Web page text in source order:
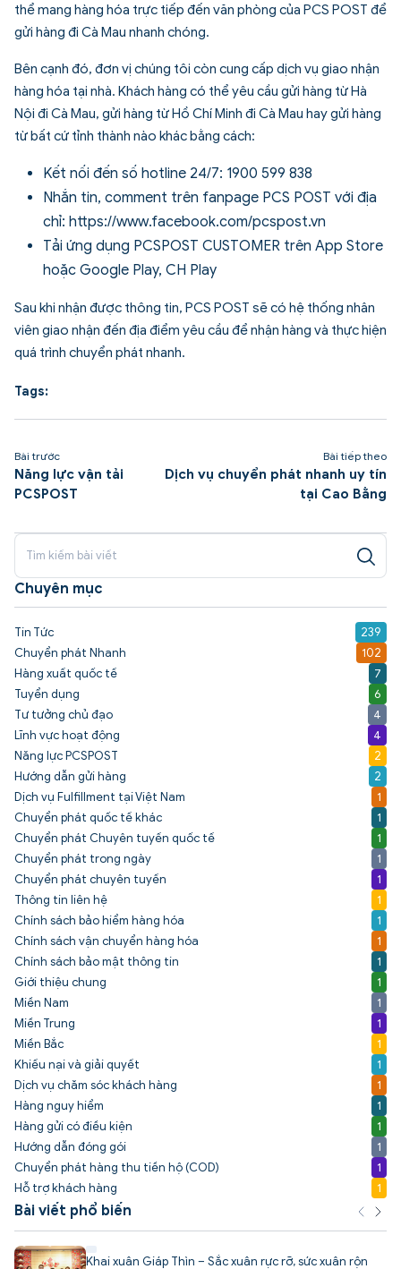
thể mang hàng hóa trực tiếp đến văn phòng của PCS POST để
gửi hàng đi Cà Mau nhanh chóng.
Bên cạnh đó, đơn vị chúng tôi còn cung cấp dịch vụ giao nhận
hàng hóa tại nhà. Khách hàng có thể yêu cầu gửi hàng từ Hà
Nội đi Cà Mau, gửi hàng từ Hồ Chí Minh đi Cà Mau hay gửi hàng
từ bất cứ tỉnh thành nào khác bằng cách:
Kết nối đến số hotline 24/7: 1900 599 838
Nhắn tin, comment trên fanpage PCS POST với địa
chỉ: https://www.facebook.com/pcspost.vn
Tải ứng dụng PCSPOST CUSTOMER trên App Store
hoặc Google Play, CH Play
Sau khi nhận được thông tin, PCS POST sẽ có hệ thống nhân
viên giao nhận đến địa điểm yêu cầu để nhận hàng và thực hiện
quá trình chuyển phát nhanh.
Tags:
Bài trước
Năng lực vận tải
PCSPOST
Bài tiếp theo
Dịch vụ chuyển phát nhanh uy tín
tại Cao Bằng
Chuyên mục
Tin Tức
239
Chuyển phát Nhanh
102
Hàng xuất quốc tế
7
Tuyển dụng
6
Tư tưởng chủ đạo
4
Lĩnh vực hoạt động
4
Năng lực PCSPOST
2
Hướng dẫn gửi hàng
2
Dịch vụ Fulfillment tại Việt Nam
1
Chuyển phát quốc tế khác
1
Chuyển phát Chuyên tuyến quốc tế
1
Chuyển phát trong ngày
1
Chuyển phát chuyên tuyến
1
Thông tin liên hệ
1
Chính sách bảo hiểm hàng hóa
1
Chính sách vận chuyển hàng hóa
1
Chính sách bảo mật thông tin
1
Giới thiệu chung
1
Miền Nam
1
Miền Trung
1
Miền Bắc
1
Khiếu nại và giải quyết
1
Dịch vụ chăm sóc khách hàng
1
Hàng nguy hiểm
1
Hàng gửi có điều kiện
1
Hướng dẫn đóng gói
1
Chuyển phát hàng thu tiền hộ (COD)
1
Hỗ trợ khách hàng
1
Bài viết phổ biến
Khai xuân Giáp Thìn – Sắc xuân rực rỡ, sức xuân rộn